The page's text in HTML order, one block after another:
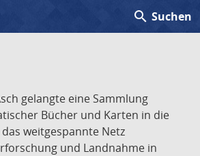
search Suchen
gelangte eine Sammlung
Bücher und Karten in die
weitgespannte Netz
und Landnahme in